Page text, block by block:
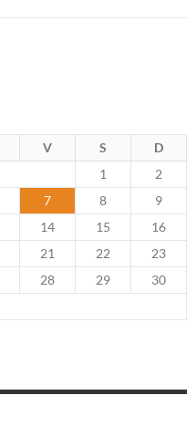
V S
D
1
2
7 8
9
14 15
16
21 22
23
28 29
30